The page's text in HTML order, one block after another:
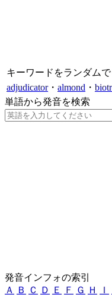
キーワードをランダム
adjudicator・ almond ・
単語から発音を検索
発音インフォの索引
Ａ
Ｂ Ｃ Ｄ Ｅ Ｆ Ｇ Ｈ Ｉ